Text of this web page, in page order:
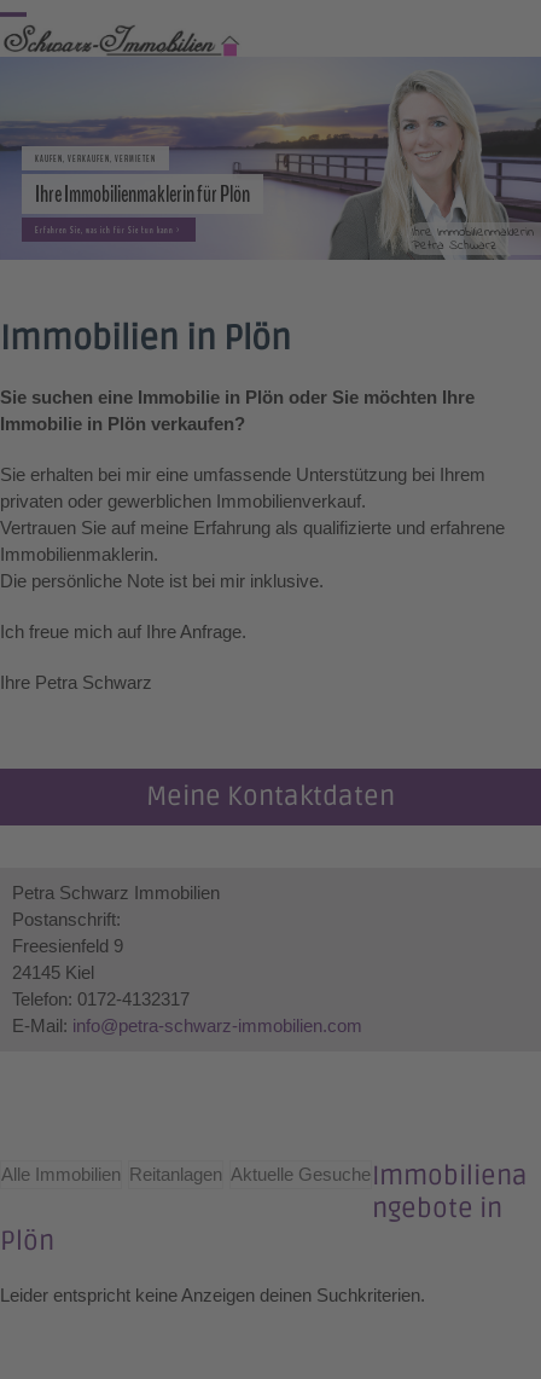
Skip
to
Open
menu
Close
menu
Ihre Immobilienmaklerin
Petra Schwarz
KAUFEN, VERKAUFEN, VERMIETEN
Ihre Immobilienmaklerin für Plön
Erfahren Sie, was ich für Sie tun kann >
Immobilien in Plön
Sie suchen eine Immobilie in Plön oder Sie möchten Ihre
Immobilie in Plön verkaufen?
Sie erhalten bei mir eine umfassende Unterstützung bei Ihrem
privaten oder gewerblichen Immobilienverkauf.
Vertrauen Sie auf meine Erfahrung als qualifizierte und erfahrene
Immobilienmaklerin.
Die persönliche Note ist bei mir inklusive.
Ich freue mich auf Ihre Anfrage.
Ihre Petra Schwarz
Meine Kontaktdaten
Petra Schwarz Immobilien
Postanschrift:
Freesienfeld 9
24145 Kiel
Telefon: 0172-4132317
E-Mail: info@petra-schwarz-immobilien.com
Alle Immobilien Reitanlagen Aktuelle GesucheImmobiliena
ngebote in
Plön
Leider entspricht keine Anzeigen deinen Suchkriterien.